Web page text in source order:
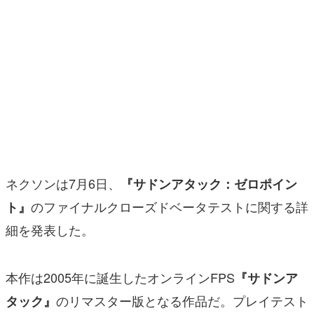
ネクソンは7月6日、
『サドンアタック：ゼロポイン
ト』 のファイナルクローズドベータテストに関する詳
細を発表した。
本作は2005年に誕生したオンラインFPS 『サドンア
タック』 のリマスター版となる作品だ。プレイテスト